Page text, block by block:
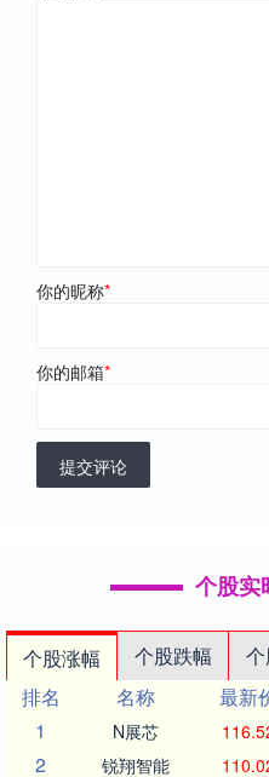
你的昵称*
你的邮箱*
提交评论
个股实
个股涨幅 个股跌幅
排名
名称 最新
1
N展芯
2 锐翔智能